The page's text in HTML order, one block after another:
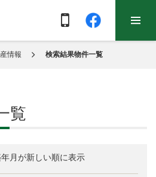
情報 検索結果物件一覧
覧
月が新しい順に表示